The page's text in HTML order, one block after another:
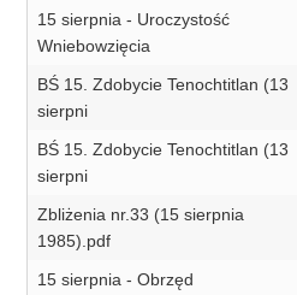
15 sierpnia - Uroczystość
Wniebowzięcia
BŚ 15. Zdobycie Tenochtitlan (13
sierpni
BŚ 15. Zdobycie Tenochtitlan (13
sierpni
Zbliżenia nr.33 (15 sierpnia
1985).pdf
15 sierpnia - Obrzęd